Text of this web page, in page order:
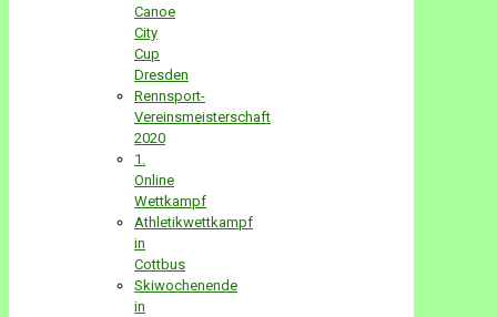
Canoe
City
Cup
Dresden
Rennsport-
Vereinsmeisterschaft
2020
1.
Online
Wettkampf
Athletikwettkampf
in
Cottbus
Skiwochenende
in